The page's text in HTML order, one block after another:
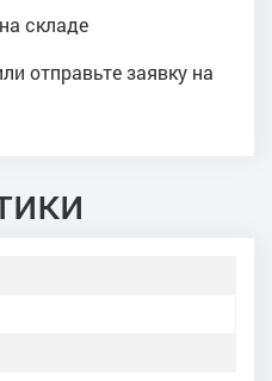
складе
отправьте заявку на